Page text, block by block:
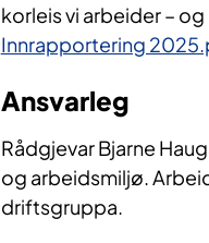
korleis vi arbeider –
Innrapportering
Ansvarleg
Rådgjevar Bjarne
og arbeidsmiljø.
driftsgruppa.